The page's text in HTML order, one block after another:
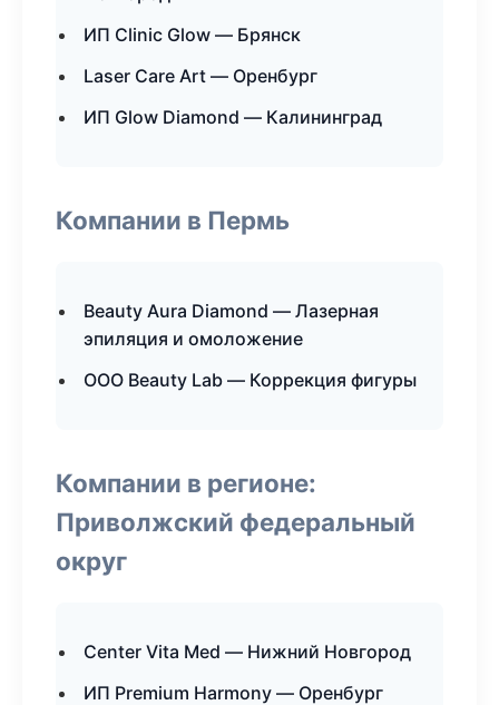
ИП Clinic Glow — Брянск
Laser Care Art — Оренбург
ИП Glow Diamond — Калининград
Компании в Пермь
Beauty Aura Diamond — Лазерная
эпиляция и омоложение
ООО Beauty Lab — Коррекция фигуры
Компании в регионе:
Приволжский федеральный
округ
Center Vita Med — Нижний Новгород
ИП Premium Harmony — Оренбург